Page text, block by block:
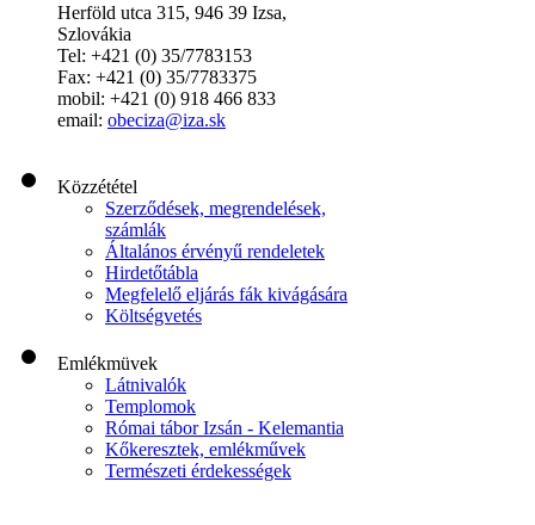
Herföld utca 315, 946 39 Izsa,
Szlovákia
Tel: +421 (0) 35/7783153
Fax: +421 (0) 35/7783375
mobil: +421 (0) 918 466 833
email: obeciza@iza.sk
Közzététel
Szerződések, megrendelések,
számlák
Általános érvényű rendeletek
Hirdetőtábla
Megfelelő eljárás fák kivágására
Költségvetés
Emlékmüvek
Látnivalók
Templomok
Római tábor Izsán - Kelemantia
Kőkeresztek, emlékművek
Természeti érdekességek